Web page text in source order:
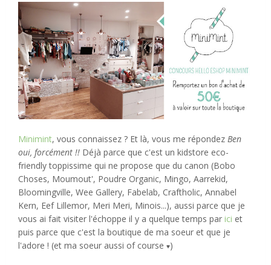
Minimint, vous connaissez ? Et là, vous me répondez Ben
oui, forcément !! Déjà parce que c'est un kidstore eco-
friendly toppissime qui ne propose que du canon (Bobo
Choses, Moumout', Poudre Organic, Mingo, Aarrekid,
Bloomingville, Wee Gallery, Fabelab, Craftholic, Annabel
Kern, Eef Lillemor, Meri Meri, Minois...), aussi parce que je
vous ai fait visiter l'échoppe il y a quelque temps par ici et
puis parce que c'est la boutique de ma soeur et que je
l'adore ! (et ma soeur aussi of course ♥)